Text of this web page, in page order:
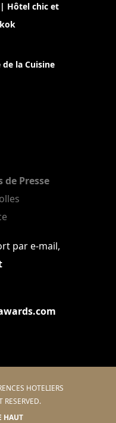
| Hôtel chic et
la Cuisine
Presse
par e-mail,
HOTELIERS
HAUT